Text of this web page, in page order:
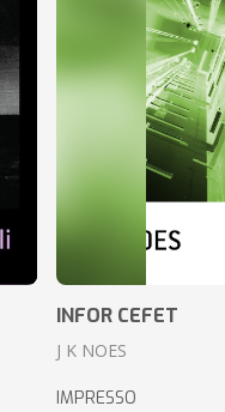
INFOR CEFET
J K NOES
IMPRESSO